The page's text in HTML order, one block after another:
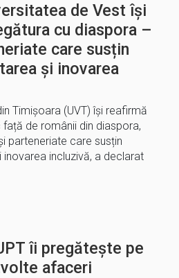
de Vest își
cu diaspora –
care susțin
și inovarea
Timișoara (UVT) își reafirmă
de românii din diaspora,
parteneriate care susțin
incluzivă, a declarat
îi pregătește pe
afaceri